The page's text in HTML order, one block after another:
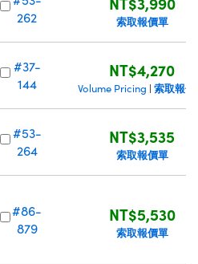
262
索取報價單
#37-
144
NT$4,270
Volume Pricing | 索取報價
#53-
264
NT$3,535
索取報價單
#86-
879
NT$5,530
索取報價單